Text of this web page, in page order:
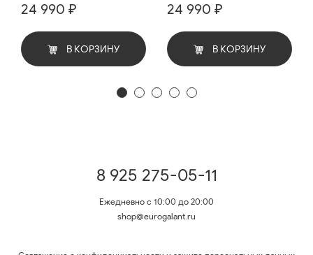
24 990 ₽
В КОРЗИНУ
24 990 ₽
В КОРЗИНУ
8 925 275-05-11
Ежедневно с 10:00 до 20:00
shop@eurogalant.ru